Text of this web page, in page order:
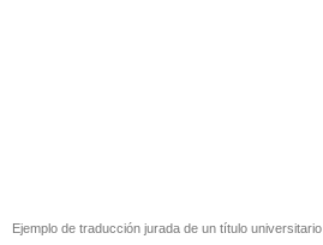
Ejemplo de traducción jurada de un título universitario